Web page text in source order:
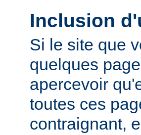
Inclusion
Si le site que
quelques
apercevoir
toutes ces
contraignant,